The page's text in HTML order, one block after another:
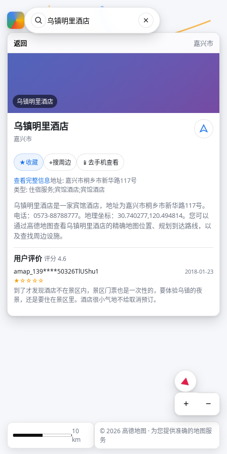
返回 嘉兴市
乌镇明里酒店
乌镇明里酒店
嘉兴市
★收藏 ⌖搜周边 📱 去手机查看
查看完整信息地址: 嘉兴市桐乡市新华路117号
类型: 住宿服务;宾馆酒店;宾馆酒店
乌镇明里酒店是一家宾馆酒店，地址为嘉兴市桐乡市新华路117号。
电话：0573-88788777。地理坐标：30.740277,120.494814。您可以
通过高德地图查看乌镇明里酒店的精确地图位置、规划到达路线，以
及查找周边设施。
用户评价评分 4.6
amap_139****50326TlUShu1
2018-01-23
★☆☆☆☆
到了才发现酒店不在景区内，景区门票也是一次性的，要体验乌镇的夜
景，还是要住在景区里。酒店很小气地不给取消预订。
+ −
10
km
© 2026 高德地图 · 为您提供准确的地图服
务